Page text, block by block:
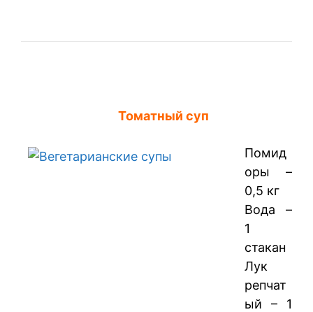
Томатный суп
Помид
оры –
0,5 кг
Вода –
1
стакан
Лук
репчат
ый – 1